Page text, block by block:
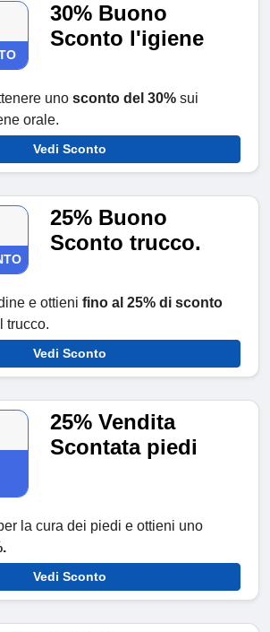
30% Buono
Sconto l'igiene
uno sconto del 30% sui
orale.
Vedi Sconto
25% Buono
Sconto trucco.
e ottieni fino al 25% di sconto
trucco.
Vedi Sconto
25% Vendita
Scontata piedi
la cura dei piedi e ottieni uno
Vedi Sconto